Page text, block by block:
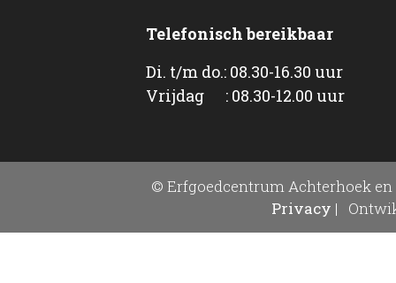
Telefonisch bereikbaar
Di. t/m do.: 08.30-16.30 uur
Vrijdag : 08.30-12.00 uur
© Erfgoedcentrum Achterhoek en
Privacy |